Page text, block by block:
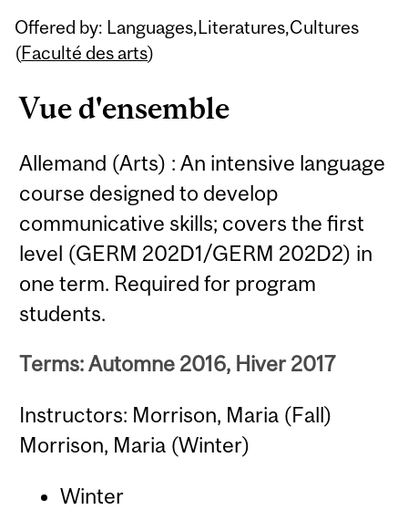
Offered by: Languages,Literatures,Cultures
(Faculté des arts)
Vue d'ensemble
Allemand (Arts) : An intensive language
course designed to develop
communicative skills; covers the first
level (GERM 202D1/GERM 202D2) in
one term. Required for program
students.
Terms: Automne 2016, Hiver 2017
Instructors: Morrison, Maria (Fall)
Morrison, Maria (Winter)
Winter